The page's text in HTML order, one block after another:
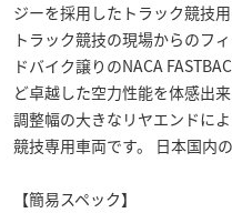
ジーを採用したトラック競技
トラック競技の現場からのフ
ドバイク譲りのNACA
ど卓越した空力性能を体感出来
調整幅の大きなリヤエンドに
競技専用車両です。 日本国内
【簡易スペック】